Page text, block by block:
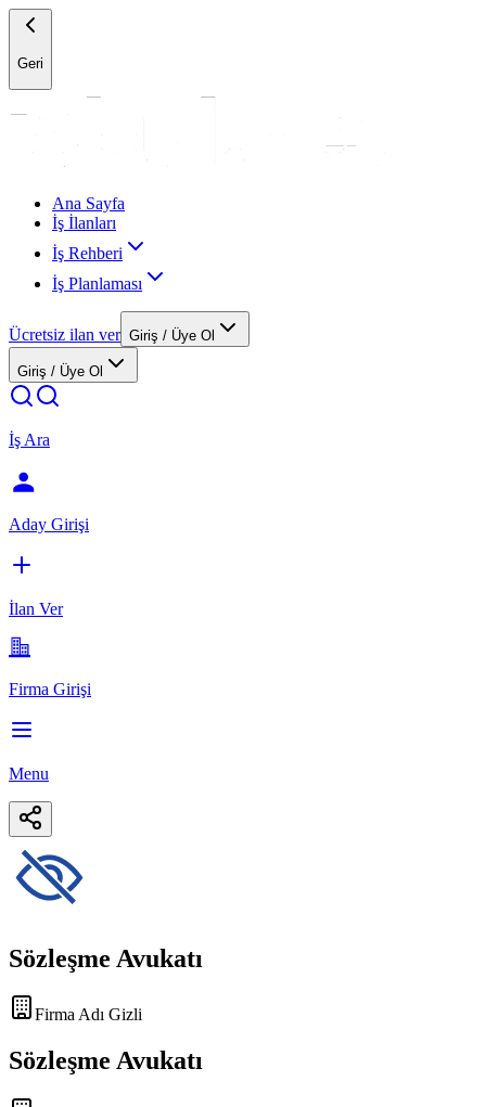
Geri
Ana Sayfa
İş İlanları
İş Rehberi
İş Planlaması
Ücretsiz ilan ver Giriş / Üye Ol
Giriş / Üye Ol
İş Ara
Aday Girişi
İlan Ver
Firma Girişi
Menu
Sözleşme Avukatı
Firma Adı Gizli
Sözleşme Avukatı